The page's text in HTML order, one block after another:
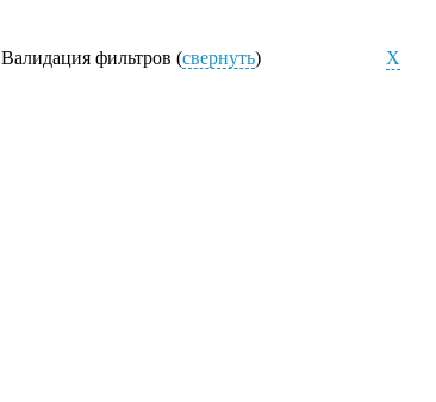
Валидация фильтров (свернуть) X